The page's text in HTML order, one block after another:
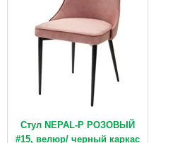
Стул NEPAL-P РОЗОВЫЙ
#15, велюр/ черный каркас